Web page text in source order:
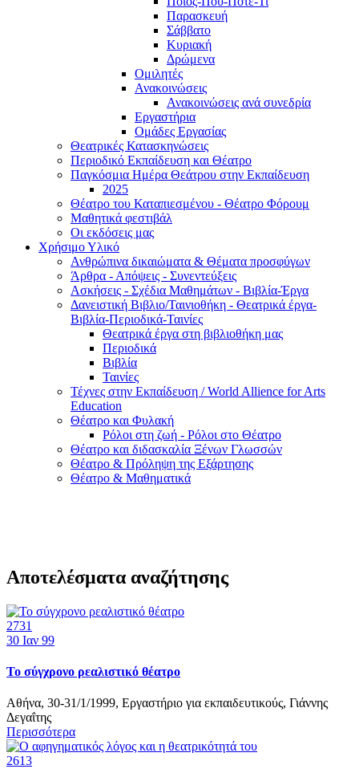
Παρασκευή
Σάββατο
Κυριακή
Δρώμενα
Ομιλητές
Ανακοινώσεις
Ανακοινώσεις ανά συνεδρία
Εργαστήρια
Ομάδες Εργασίας
Θεατρικές Κατασκηνώσεις
Περιοδικό Εκπαίδευση και Θέατρο
Παγκόσμια Ημέρα Θεάτρου στην Εκπαίδευση
2025
Θέατρο του Καταπιεσμένου - Θέατρο Φόρουμ
Μαθητικά φεστιβάλ
Οι εκδόσεις μας
Χρήσιμο Υλικό
Ανθρώπινα δικαιώματα & Θέματα προσφύγων
Άρθρα - Απόψεις - Συνεντεύξεις
Ασκήσεις - Σχέδια Μαθημάτων - Βιβλία-Έργα
Δανειστική Βιβλιο/Ταινιοθήκη - Θεατρικά έργα-
Βιβλία-Περιοδικά-Ταινίες
Θεατρικά έργα στη βιβλιοθήκη μας
Περιοδικά
Βιβλία
Ταινίες
Τέχνες στην Εκπαίδευση / World Allience for Arts
Education
Θέατρο και Φυλακή
Ρόλοι στη ζωή - Ρόλοι στο Θέατρο
Θέατρο και διδασκαλία Ξένων Γλωσσών
Θέατρο & Πρόληψη της Εξάρτησης
Θέατρο & Μαθηματικά
Αποτελέσματα αναζήτησης
2731
30 Ιαν 99
Το σύγχρονο ρεαλιστικό θέατρο
Αθήνα, 30-31/1/1999, Εργαστήριο για εκπαιδευτικούς, Γιάννης
Δεγαΐτης
Περισσότερα
2613